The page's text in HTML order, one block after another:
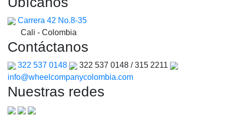
Carrera 42 No.8-35
Cali - Colombia
Contáctanos
322 537 0148
322 537 0148 / 315 2211
info@wheelcompanycolombia.com
Nuestras redes